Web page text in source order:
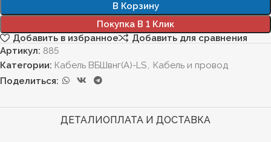
В Корзину
Покупка В 1 Клик
Добавить в избранное
Добавить для сравнения
Артикул: 885
Категории: Кабель ВБШвнг(А)-LS, Кабель и провод
Поделиться:
ДЕТАЛИОПЛАТА И ДОСТАВКА